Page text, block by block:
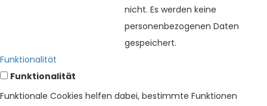
nicht. Es werden keine
personenbezogenen Daten
gespeichert.
Funktionalität
Funktionalität
Funktionale Cookies helfen dabei, bestimmte Funktionen